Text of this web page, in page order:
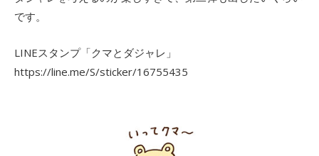
です。
LINEスタンプ「クマとダジャレ」
https://line.me/S/sticker/16755435